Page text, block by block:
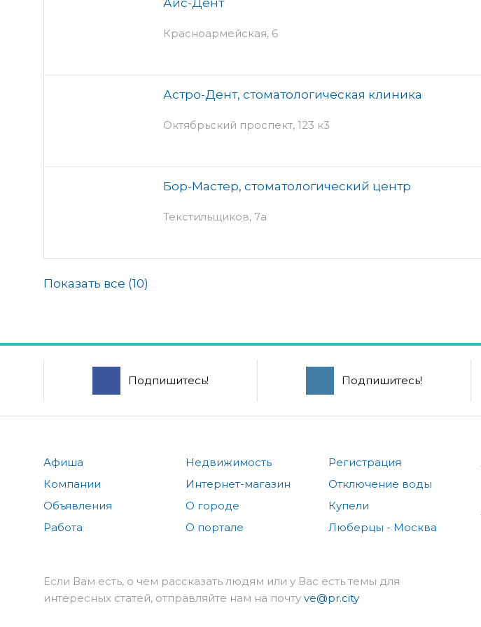
Красноармейская, 6
Астро-Дент, стоматологическая клиника
Октябрьский проспект, 123 к3
Бор-Мастер, стоматологический центр
Текстильщиков, 7а
Показать все (10)
Подпишитесь! Подпишитесь!
Афиша
Компании
Объявления
Работа
Недвижимость
Интернет-магазин
О городе
О портале
Регистрация
Отключение воды
Купели
Люберцы - Москва
Если Вам есть, о чем рассказать людям или у Вас есть темы для
интересных статей, отправляйте нам на почту ve@pr.city